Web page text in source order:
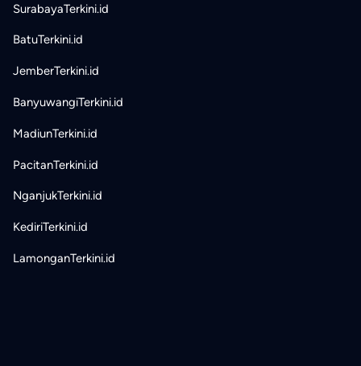
SurabayaTerkini.id
BatuTerkini.id
JemberTerkini.id
BanyuwangiTerkini.id
MadiunTerkini.id
PacitanTerkini.id
NganjukTerkini.id
KediriTerkini.id
LamonganTerkini.id